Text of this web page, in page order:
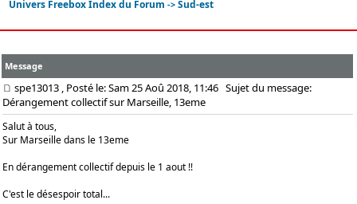
Univers Freebox Index du Forum ->Sud-est
Message
spe13013 , Posté le: Sam 25 Aoû 2018, 11:46 Sujet du message:
Dérangement collectif sur Marseille, 13eme
Salut à tous,
Sur Marseille dans le 13eme
En dérangement collectif depuis le 1 aout !!
C'est le désespoir total...